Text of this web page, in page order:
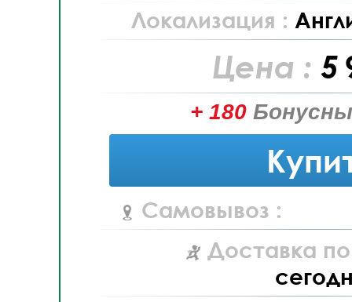
Локализация :
Цена : 5
+ 180
Самовывоз :
Доставка